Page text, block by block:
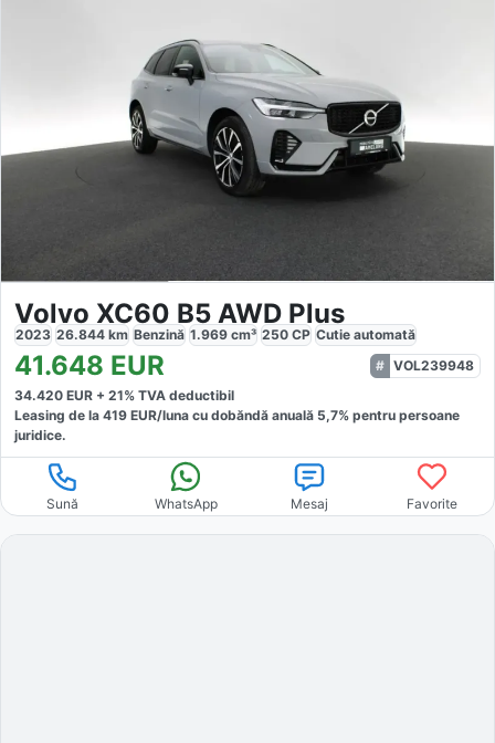
Volvo XC60 B5 AWD Plus
2023 26.844 km Benzină 1.969 cm³ 250 CP Cutie automată
41.648 EUR
VOL239948
34.420 EUR + 21% TVA deductibil
Leasing de la 419 EUR/luna cu dobăndă anuală 5,7% pentru persoane
juridice.
Sună WhatsApp Mesaj Favorite